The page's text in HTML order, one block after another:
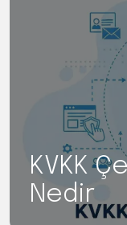
KVKK
Nedir